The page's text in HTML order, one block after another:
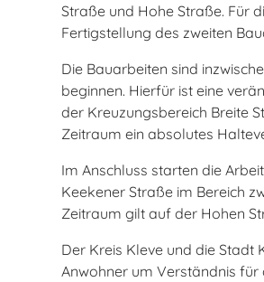
Straße und Hohe Straße. Für
Fertigstellung des zweiten
Die Bauarbeiten sind
beginnen. Hierfür ist eine
der Kreuzungsbereich Breite
Zeitraum ein absolutes
Im Anschluss starten die
Keekener Straße im Bereich
Zeitraum gilt auf der Hohen
Der Kreis Kleve und die Stadt
Anwohner um Verständnis für